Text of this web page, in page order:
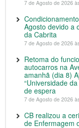
7 de Agosto de 2026
Agosto devido a
da Cabrita
7 de Agosto de 2026
Retoma do
autocarros na
amanhã (dia 8)
“Universidade
de espera
7 de Agosto de 2026
CB realizou a
de Enfermagem